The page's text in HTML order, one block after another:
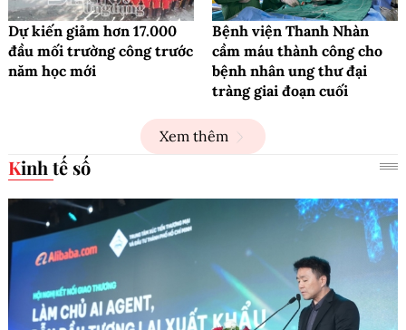
Dự kiến giảm hơn 17.000
đầu mối trường công trước
năm học mới
Bệnh viện Thanh Nhàn
cầm máu thành công cho
bệnh nhân ung thư đại
tràng giai đoạn cuối
Xem thêm
Kinh tế số